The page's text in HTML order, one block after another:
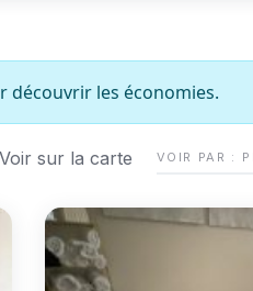
découvrir les économies.
Voir sur la carte VOIR PAR :